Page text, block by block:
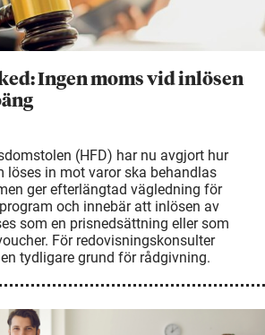
Ingen moms vid inlösen
(HFD) har nu avgjort hur
löses in mot varor ska behandlas
ger efterlängtad vägledning för
och innebär att inlösen av
som en prisnedsättning eller som
För redovisningskonsulter
tydligare grund för rådgivning.